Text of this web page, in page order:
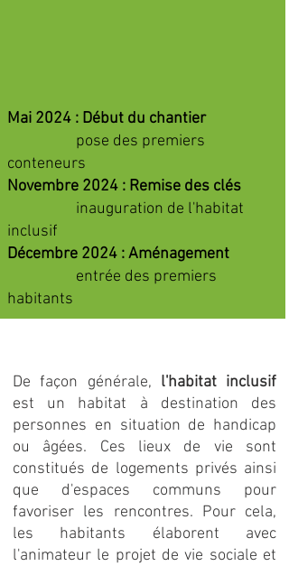
Mai 2024 : Début du chantier
pose des premiers
conteneurs
Novembre 2024 : Remise des clés
inauguration de l'habitat
inclusif
Décembre 2024 : Aménagement
entrée des premiers
habitants
De façon générale, l'habitat inclusif
est un habitat à destination des
personnes en situation de handicap
ou âgées. Ces lieux de vie sont
constitués de logements privés ainsi
que d'espaces communs pour
favoriser les rencontres. Pour cela,
les habitants élaborent avec
l'animateur le projet de vie sociale et